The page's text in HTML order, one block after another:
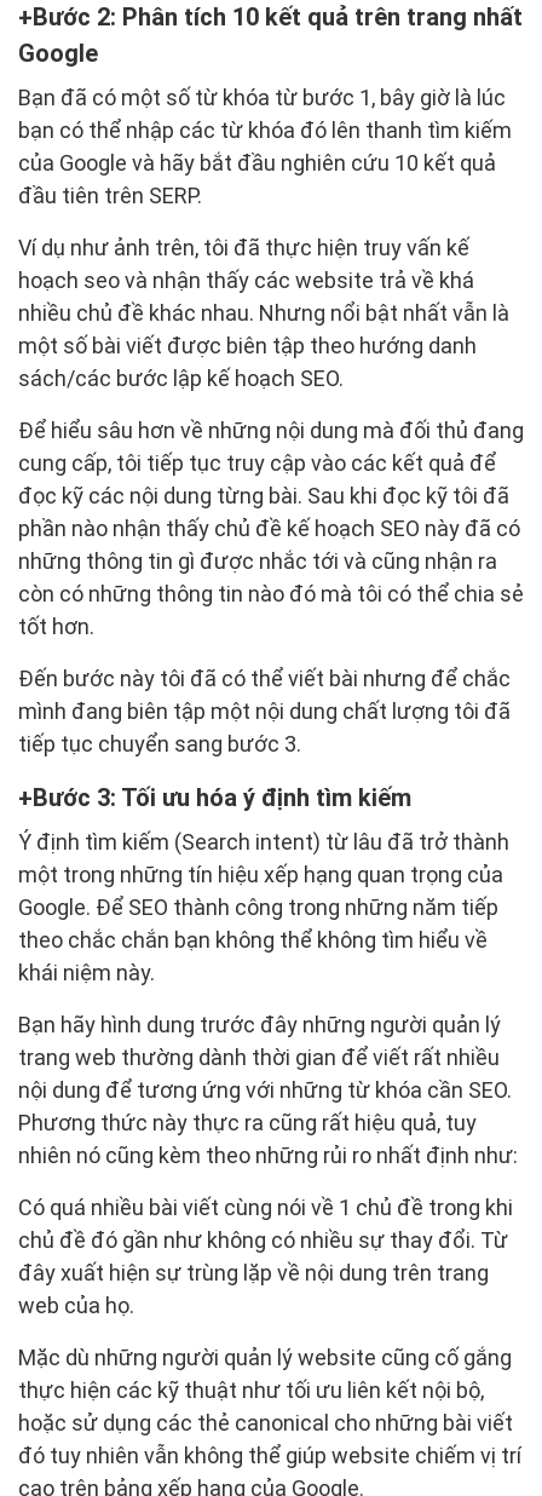
Bước 2: Phân tích 10 kết quả trên trang nhất
Google
Bạn đã có một số từ khóa từ bước 1, bây giờ là lúc
bạn có thể nhập các từ khóa đó lên thanh tìm kiếm
của Google và hãy bắt đầu nghiên cứu 10 kết quả
đầu tiên trên SERP.
Ví dụ như ảnh trên, tôi đã thực hiện truy vấn kế
hoạch seo và nhận thấy các website trả về khá
nhiều chủ đề khác nhau. Nhưng nổi bật nhất vẫn là
một số bài viết được biên tập theo hướng danh
sách/các bước lập kế hoạch SEO.
Để hiểu sâu hơn về những nội dung mà đối thủ đang
cung cấp, tôi tiếp tục truy cập vào các kết quả để
đọc kỹ các nội dung từng bài. Sau khi đọc kỹ tôi đã
phần nào nhận thấy chủ đề kế hoạch SEO này đã có
những thông tin gì được nhắc tới và cũng nhận ra
còn có những thông tin nào đó mà tôi có thể chia sẻ
tốt hơn.
Đến bước này tôi đã có thể viết bài nhưng để chắc
mình đang biên tập một nội dung chất lượng tôi đã
tiếp tục chuyển sang bước 3.
Bước 3: Tối ưu hóa ý định tìm kiếm
Ý định tìm kiếm (Search intent) từ lâu đã trở thành
một trong những tín hiệu xếp hạng quan trọng của
Google. Để SEO thành công trong những năm tiếp
theo chắc chắn bạn không thể không tìm hiểu về
khái niệm này.
Bạn hãy hình dung trước đây những người quản lý
trang web thường dành thời gian để viết rất nhiều
nội dung để tương ứng với những từ khóa cần SEO.
Phương thức này thực ra cũng rất hiệu quả, tuy
nhiên nó cũng kèm theo những rủi ro nhất định như:
Có quá nhiều bài viết cùng nói về 1 chủ đề trong khi
chủ đề đó gần như không có nhiều sự thay đổi. Từ
đây xuất hiện sự trùng lặp về nội dung trên trang
web của họ.
Mặc dù những người quản lý website cũng cố gắng
thực hiện các kỹ thuật như tối ưu liên kết nội bộ,
hoặc sử dụng các thẻ canonical cho những bài viết
đó tuy nhiên vẫn không thể giúp website chiếm vị trí
cao trên bảng xếp hạng của Google.